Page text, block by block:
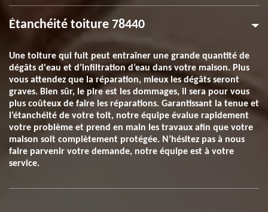
Étanchéité toiture 78440
Une toiture qui fuit peut entraîner une grande quantité de
dégâts d'eau et d’infiltration d’eau dans votre maison. Plus
vous attendez que la réparation, mieux les dégâts seront
graves. Bien sûr, le pire est les dommages, il sera pour vous
plus coûteux de faire les réparations. Garantissant la tenue et
l’étanchéité de votre toit, notre équipe évalue rapidement
votre problème et prend en main les travaux afin que votre
maison soit complètement protégée. N’hésitez pas à nous
faire parvenir votre demande, notre équipe est à votre
service.